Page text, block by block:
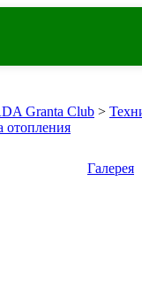
Granta Club >
отопления
Галерея